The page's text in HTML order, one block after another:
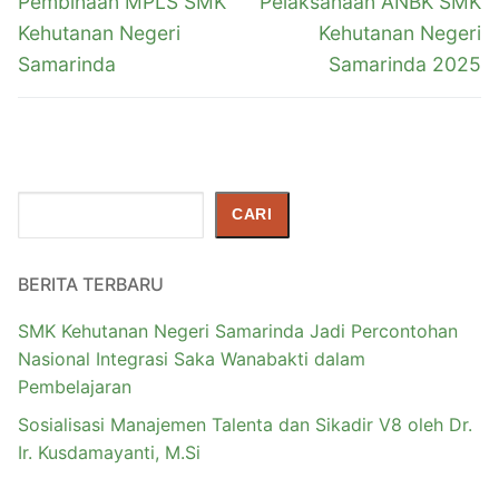
Kehutanan Negeri
Samarinda
Kehutanan Negeri
Samarinda 2025
CARI
BERITA TERBARU
SMK Kehutanan Negeri Samarinda Jadi Percontohan
Nasional Integrasi Saka Wanabakti dalam
Pembelajaran
Sosialisasi Manajemen Talenta dan Sikadir V8 oleh Dr.
Ir. Kusdamayanti, M.Si